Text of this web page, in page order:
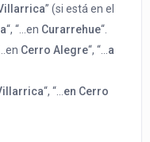
” (si está en el
“, “…en Curarrehue“.
Cerro Alegre“, “… a
“, “… en Cerro